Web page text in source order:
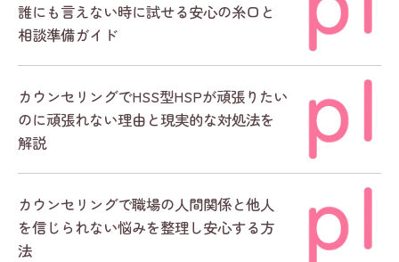
誰にも言えない時に試せる安心の糸口と
相談準備ガイド
カウンセリングでHSS型HSPが頑張りたい
のに頑張れない理由と現実的な対処法を
解説
カウンセリングで職場の人間関係と他人
を信じられない悩みを整理し安心する方
法